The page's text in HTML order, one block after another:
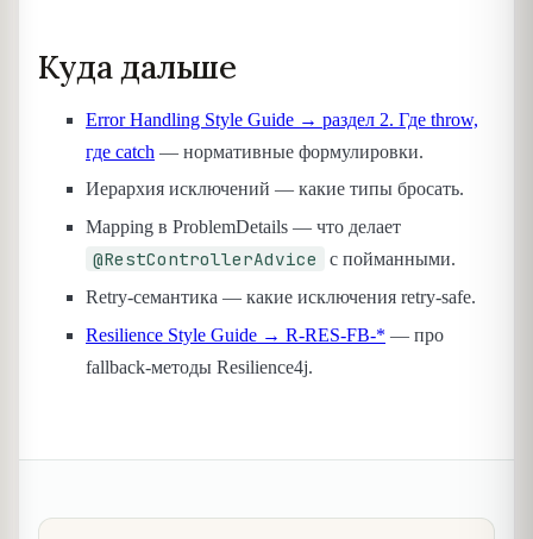
Куда дальше
Error Handling Style Guide → раздел 2. Где throw,
где catch — нормативные формулировки.
Иерархия исключений — какие типы бросать.
Mapping в ProblemDetails — что делает
@RestControllerAdvice
с пойманными.
Retry-семантика — какие исключения retry-safe.
Resilience Style Guide → R-RES-FB-* — про
fallback-методы Resilience4j.